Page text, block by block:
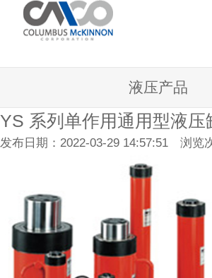
液压产品
YS 系列单作用通用型液压
发布日期：2022-03-29 14:57:51 浏览